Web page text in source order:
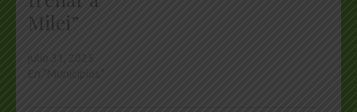
Milei”